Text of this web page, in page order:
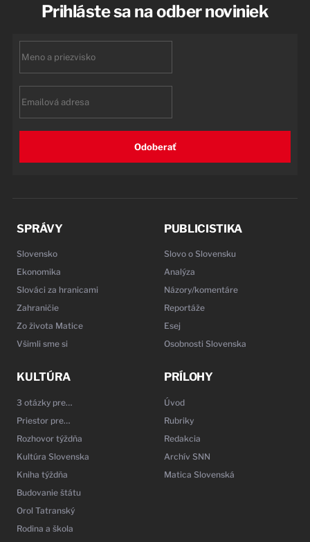
Prihláste sa na odber noviniek
Odoberať
SPRÁVY
Slovensko
Ekonomika
Slováci za hranicami
Zahraničie
Zo života Matice
Všimli sme si
PUBLICISTIKA
Slovo o Slovensku
Analýza
Názory/komentáre
Reportáže
Esej
Osobnosti Slovenska
KULTÚRA
3 otázky pre…
Priestor pre…
Rozhovor týždňa
Kultúra Slovenska
Kniha týždňa
Budovanie štátu
Orol Tatranský
Rodina a škola
PRÍLOHY
Úvod
Rubriky
Redakcia
Archív SNN
Matica Slovenská